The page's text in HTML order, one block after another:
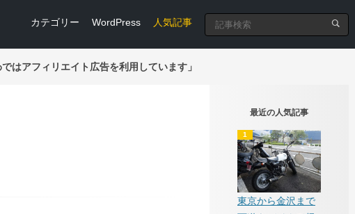
カテゴリー WordPress 人気記事
ではアフィリエイト広告を利用しています」
最近の人気記事
東京から金沢まで